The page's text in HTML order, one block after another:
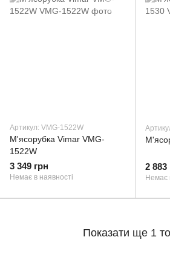
Артикул: VMG-1522W
М'ясорубка Vimar VMG-
1522W
3 349 грн
Немає в наявності
2 883
Немає
Показати ще 1